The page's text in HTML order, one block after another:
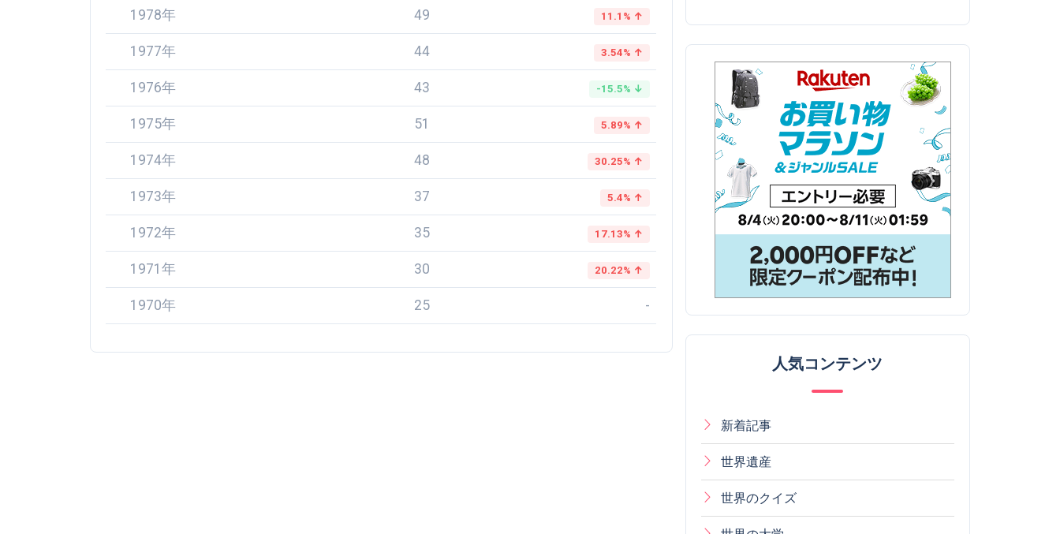
1978年 49 11.1% ↑
1977年 44 3.54% ↑
1976年 43 -15.5% ↓
1975年 51 5.89% ↑
1974年 48 30.25% ↑
1973年 37 5.4% ↑
1972年 35 17.13% ↑
1971年 30 20.22% ↑
1970年 25 -
人気コンテンツ
新着記事
世界遺産
世界のクイズ